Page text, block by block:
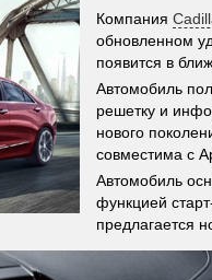
Компания
обновленном
появится в
Автомобиль
решетку и
нового
совместима с
Автомобиль
функцией
предлагается